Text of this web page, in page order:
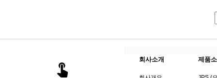
회사소개 제품